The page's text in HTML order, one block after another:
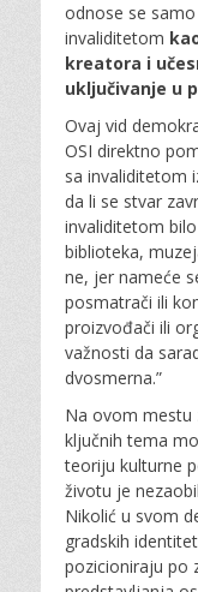
odnose se
invaliditetom
kreatora i
uključivanje u
Ovaj vid
OSI direktno
sa invaliditetom
da li se stvar
invaliditetom
biblioteka,
ne, jer nameće
posmatrači ili
proizvođači ili
važnosti da
dvosmerna.”
Na ovom mestu
ključnih tema
teoriju kulturne
životu je
Nikolić u svom
gradskih
pozicioniraju po